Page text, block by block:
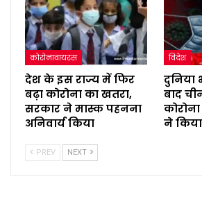
कोरोनावायरस
देश के इस राज्य में फिर
बढ़ा कोरोना का खतरा,
सरकार ने मास्क पहनना
अनिवार्य किया
विदेश
बाद
ने
PREV NEXT